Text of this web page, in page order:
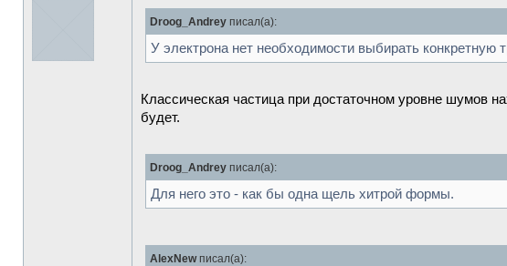
Droog_Andrey писал(а):
У электрона нет необходимости выбирать конкретную
Классическая частица при достаточном уровне шумов
будет.
Droog_Andrey писал(а):
Для него это - как бы одна щель хитрой формы.
AlexNewписал(а):